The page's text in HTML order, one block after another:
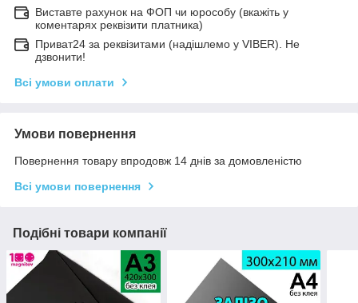
Виставте рахунок на ФОП чи юрособу (вкажіть у
коментарях реквізити платника)
Приват24 за реквізитами (надішлемо у VIBER). Не
дзвонити!
Всі умови оплати
Умови повернення
Повернення товару впродовж 14 днів за домовленістю
Всі умови повернення
Подібні товари компанії